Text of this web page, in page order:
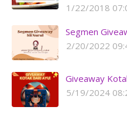
1/22/2018
Segmen
2/20/2022
Giveaway
5/19/2024